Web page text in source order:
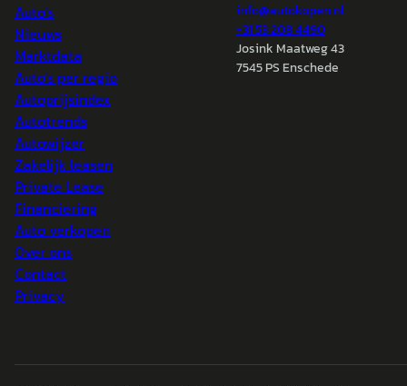
Auto's
Nieuws
Marktdata
Auto's per regio
Autoprijsindex
Autotrends
Autowijzer
Zakelijk leasen
Private Lease
Financiering
Auto verkopen
Over ons
Contact
Privacy
info@autokopen.nl
+31 53 208 4490
Josink Maatweg 43
7545 PS Enschede